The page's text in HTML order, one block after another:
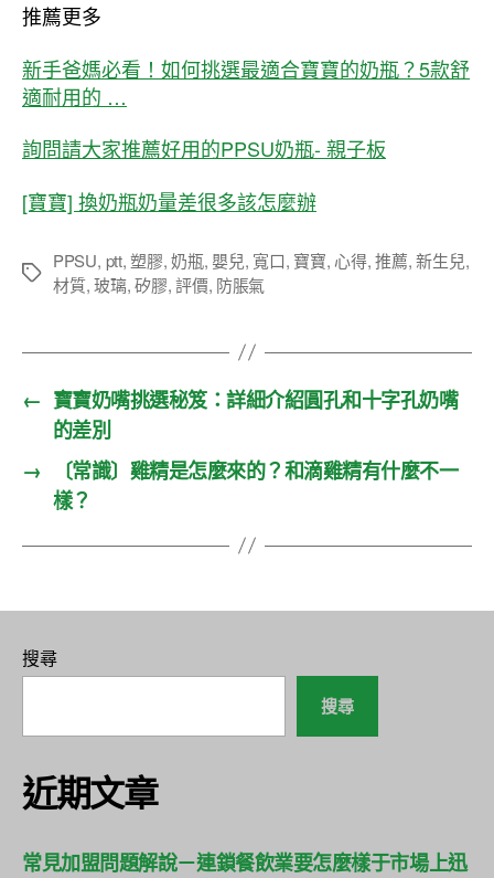
推薦更多
新手爸媽必看！如何挑選最適合寶寶的奶瓶？5款舒
適耐用的 …
詢問請大家推薦好用的PPSU奶瓶- 親子板
[寶寶] 換奶瓶奶量差很多該怎麼辦
標
PPSU, ptt,塑膠,奶瓶, 嬰兒, 寬口, 寶寶, 心得,推薦,新生兒,
材質,玻璃,矽膠,評價, 防脹氣
← 寶寶奶嘴挑選秘笈：詳細介紹圓孔和十字孔奶嘴
的差別
→
〔常識〕雞精是怎麼來的？和滴雞精有什麼不一
樣？
搜尋
搜尋
近期文章
常見加盟問題解說－連鎖餐飲業要怎麼樣于市場上迅